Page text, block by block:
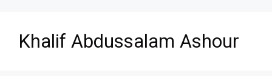
Khalif Abdussalam Ashour